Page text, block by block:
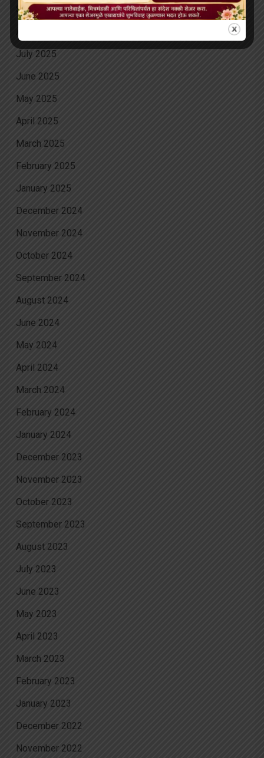
September 2025
July 2025
June 2025
May 2025
April 2025
March 2025
February 2025
January 2025
December 2024
November 2024
October 2024
September 2024
August 2024
June 2024
May 2024
April 2024
March 2024
February 2024
January 2024
December 2023
November 2023
October 2023
September 2023
August 2023
July 2023
June 2023
May 2023
April 2023
March 2023
February 2023
January 2023
December 2022
November 2022